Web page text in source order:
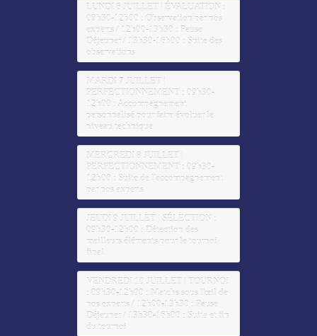
LUNDI 6 JUILLET | ÉVALUATION :
09h30-12h00 : Observation par nos
experts / 12h00-13h30 : Pause
Déjeuner / 13h30-16h00 : Suite des
observations
MARDI 7 JUILLET |
PERFECTIONNEMENT : 09h30-
12h00 : Accompagnement
personnalisé pour faire évoluer le
niveau technique
MERCREDI 8 JUILLET |
PERFECTIONNEMENT : 09h30-
12h00 : Suite de l'accompagnement
par nos experts
JEUDI 9 JUILLET | SÉLECTION :
09h30-12h00 : Détection des
meilleurs éléments pour le tournoi
final
VENDREDI 10 JUILLET | TOURNOI
: 09h30-12h00 : Matchs sous l'œil de
nos experts / 12h00-13h30 : Pause
Déjeuner / 13h30-16h00 : Suite et fin
du tournoi